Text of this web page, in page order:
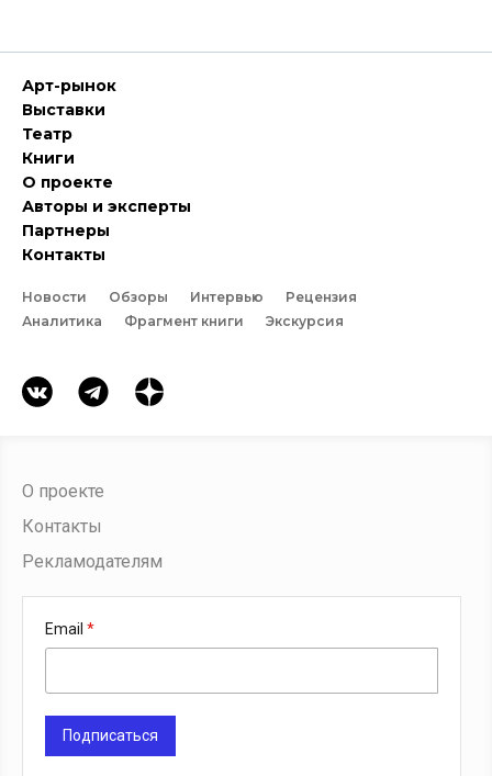
Арт-рынок
Выставки
Театр
Книги
О проекте
Авторы и эксперты
Партнеры
Контакты
Новости Обзоры Интервью
Рецензия
Аналитика
Фрагмент книги Экскурсия
О проекте
Контакты
Рекламодателям
Email
Подписаться